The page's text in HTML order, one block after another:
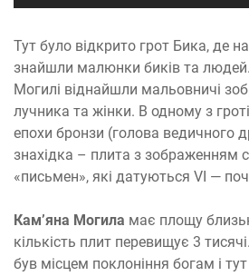
Тут було відкрито грот Бика, де
знайшли малюнки биків та
Могилі віднайшли мальовничі
лучника та жінки. В одному з
епохи бронзи (голова ведичного
знахідка – плита з зображенням
«письмен», які датуються VI —
Кам’яна Могила має площу
кількість плит перевищує 3
був місцем поклоніння богам і